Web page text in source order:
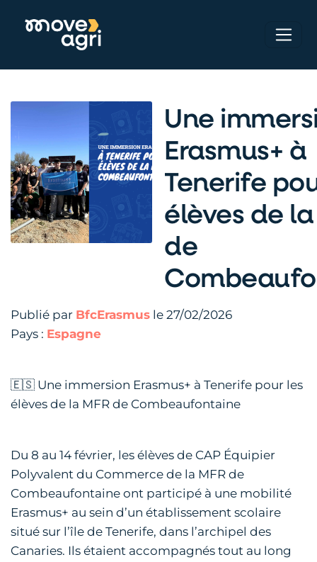
Une
Erasmus+ à
Tenerife
élèves de la
de
Publié par BfcErasmus le 27/02/2026
Pays : Espagne
🇪🇸 Une immersion Erasmus+ à Tenerife pour les
élèves de la MFR de Combeaufontaine
Du 8 au 14 février, les élèves de CAP Équipier
Polyvalent du Commerce de la MFR de
Combeaufontaine ont participé à une mobilité
Erasmus+ au sein d’un établissement scolaire
situé sur l’île de Tenerife, dans l’archipel des
Canaries. Ils étaient accompagnés tout au long